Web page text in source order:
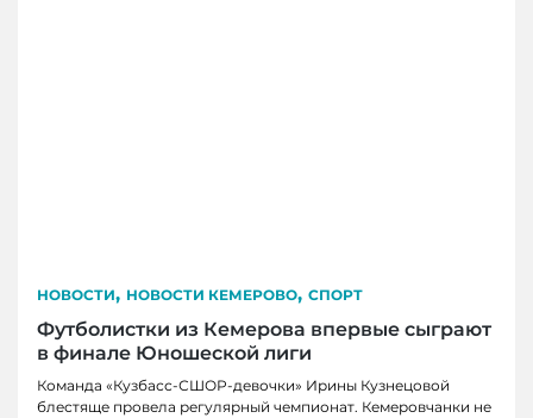
НОВОСТИ, НОВОСТИ КЕМЕРОВО, СПОРТ
Футболистки из Кемерова впервые сыграют
в финале Юношеской лиги
Команда «Кузбасс-СШОР-девочки» Ирины Кузнецовой
блестяще провела регулярный чемпионат. Кемеровчанки не